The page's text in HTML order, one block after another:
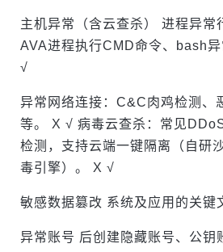
主机异常（含云查杀） 进程异
AVA进程执行CMD命令、bash
√
异常网络连接：C&C肉鸡检测、
等。 X √ 病毒云查杀：常见
检测，支持云端一键隔离（自研
毒引擎）。 X √
敏感数据篡改 系统及应用的关键
异常账号 后创建隐藏账号、公钥